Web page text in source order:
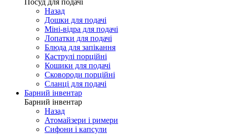
Посуд для подачі
Назад
Дошки для подачі
Міні-відра для подачі
Лопатки для подачі
Блюда для запікання
Каструлі порційні
Кошики для подачі
Сковороди порційні
Сланці для подачі
Барний інвентар
Барний інвентар
Назад
Атомайзери і римери
Сифони і капсули